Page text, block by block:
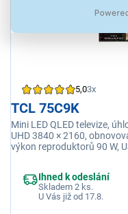
5,03x
TCL 75C9K
Mini LED QLED televize,
UHD 3840 × 2160,
výkon reproduktorů 90 W,
Ihned k odeslání
Skladem 2 ks.
U Vás již od 17.8.